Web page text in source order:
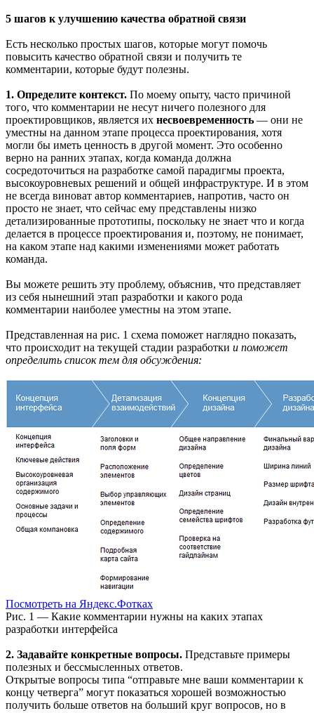
5 шагов к улучшению качества обратной связи
Есть несколько простых шагов, которые могут помочь
повысить качество обратной связи и получить те
комментарии, которые будут полезны.
1. Определите контекст. По моему опыту, часто причиной
того, что комментарии не несут ничего полезного для
проектировщиков, является их несвоевременность — они не
уместны на данном этапе процесса проектирования, хотя
могли бы иметь ценность в другой момент. Это особенно
верно на ранних этапах, когда команда должна
сосредоточиться на разработке самой парадигмы проекта,
высокоуровневых решений и общей инфраструктуре. И в этом
не всегда виноват автор комментариев, напротив, часто он
просто не знает, что сейчас ему представлены низко
детализированные прототипы, поскольку не знает что и когда
делается в процессе проектирования и, поэтому, не понимает,
на каком этапе над какими изменениями может работать
команда.
Вы можете решить эту проблему, объяснив, что представляет
из себя нынешний этап разработки и какого рода
комментарии наиболее уместны на этом этапе.
Представленная на рис. 1 схема поможет наглядно показать,
что происходит на текущей стадии разработки и поможет
определить список тем для обсуждения:
Посмотреть на Яндекс.Фотках
Рис. 1 — Какие комментарии нужны на каких этапах
разработки интерфейса
2. Задавайте конкретные вопросы. Представьте примеры
полезных и бессмысленных ответов.
Открытые вопросы типа “отправьте мне ваши комментарии к
концу четверга” могут показаться хорошей возможностью
получить больше ответов на больший круг вопросов, но в